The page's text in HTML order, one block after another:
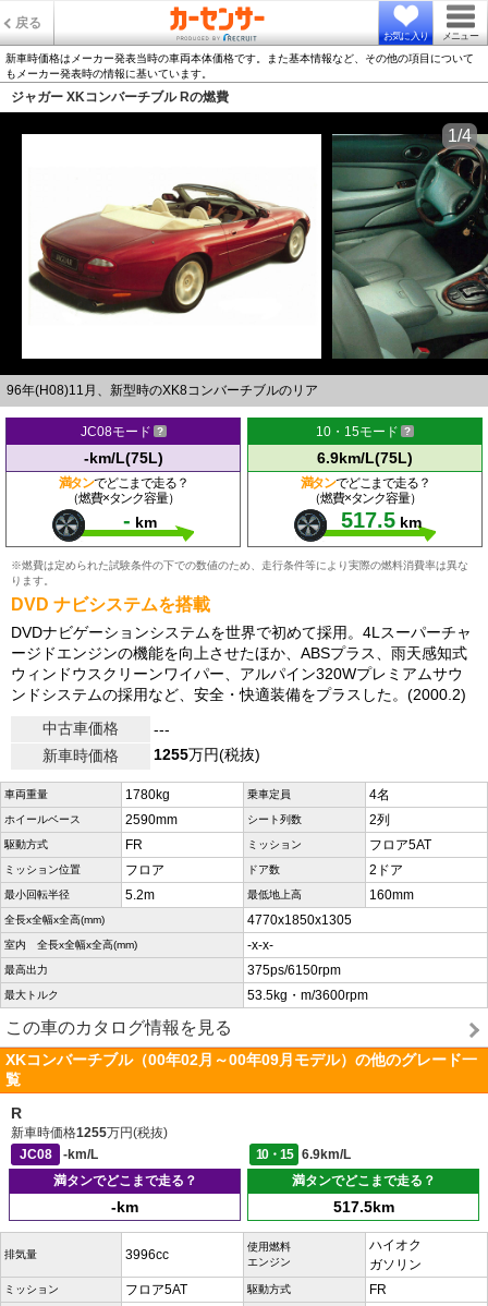
戻る
お気に入り メニュー
新車時価格はメーカー発表当時の車両本体価格です。また基本情報など、その他の項目について
もメーカー発表時の情報に基いています。
ジャガー XKコンバーチブル Rの燃費
96年(H08)11月、新型時のXK8コンバーチブルのリア
1/4
JC08モード
-km/L(75L)
満タンでどこまで走る？
（燃費×タンク容量）
- km
10・15モード
6.9km/L(75L)
満タンでどこまで走る？
（燃費×タンク容量）
517.5 km
※燃費は定められた試験条件の下での数値のため、走行条件等により実際の燃料消費率は異な
ります。
DVD ナビシステムを搭載
DVDナビゲーションシステムを世界で初めて採用。4Lスーパーチャ
ージドエンジンの機能を向上させたほか、ABSプラス、雨天感知式
ウィンドウスクリーンワイパー、アルパイン320Wプレミアムサウ
ンドシステムの採用など、安全・快適装備をプラスした。(2000.2)
中古車価格
---
新車時価格
1255万円(税抜)
車両重量 1780kg 乗車定員 4名
ホイールベース 2590mm シート列数 2列
駆動方式 FR ミッション フロア5AT
ミッション位置 フロア ドア数 2ドア
最小回転半径 5.2m 最低地上高 160mm
全長x全幅x全高(mm) 4770x1850x1305
室内 全長x全幅x全高(mm) -x-x-
最高出力 375ps/6150rpm
最大トルク 53.5kg・m/3600rpm
この車のカタログ情報を見る
XKコンバーチブル（00年02月～00年09月モデル）の他のグレード一
覧
R
新車時価格1255万円(税抜)
JC08
-km/L 10・15
6.9km/L
満タンでどこまで走る？
-km
満タンでどこまで走る？
517.5km
排気量 3996cc
使用燃料
エンジン
ハイオク
ガソリン
ミッション フロア5AT 駆動方式 FR